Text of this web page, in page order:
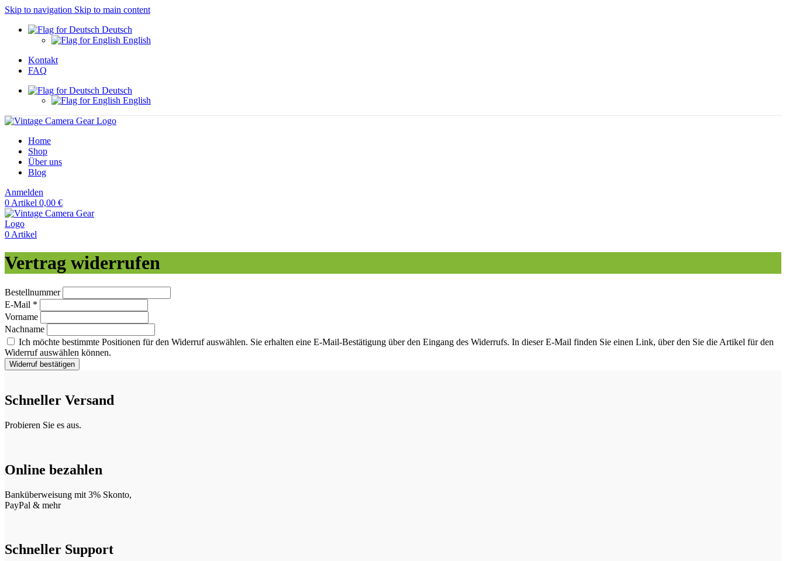
Skip to navigation Skip to main content
Deutsch
English
Kontakt
FAQ
Deutsch
English
Home
Shop
Über uns
Blog
Anmelden
0 Artikel 0,00 €
0 Artikel
Vertrag widerrufen
Bestellnummer
E-Mail *
Vorname
Nachname
Ich möchte bestimmte Positionen für den Widerruf auswählen. Sie erhalten eine E-Mail-Bestätigung über den Eingang des Widerrufs. In dieser E-Mail finden Sie einen Link, über den Sie die Artikel für den
Widerruf auswählen können.
Widerruf bestätigen
Schneller Versand
Probieren Sie es aus.
Online bezahlen
Banküberweisung mit 3% Skonto,
PayPal & mehr
Schneller Support